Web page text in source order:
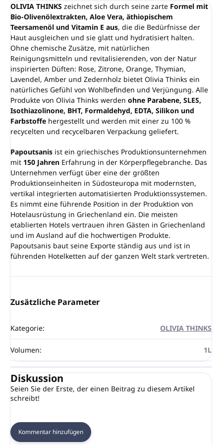
OLIVIA THINKS zeichnet sich durch seine zarte Formel mit
Bio-Olivenölextrakten, Aloe Vera, äthiopischem
Teersamenöl und Vitamin E aus, die die Bedürfnisse der
Haut ausgleichen und sie glatt und hydratisiert halten.
Ohne chemische Zusätze, mit natürlichen
Reinigungsmitteln und revitalisierenden, von der Natur
inspirierten Düften: Rose, Zitrone, Orange, Thymian,
Lavendel, Amber und Zedernholz bietet Olivia Thinks ein
natürliches Gefühl von Wohlbefinden und Verjüngung. Alle
Produkte von Olivia Thinks werden ohne Parabene, SLES,
Isothiazolinone, BHT, Formaldehyd, EDTA, Silikon und
Farbstoffe hergestellt und werden mit einer zu 100 %
recycelten und recycelbaren Verpackung geliefert.
Papoutsanis ist ein griechisches Produktionsunternehmen
mit 150 Jahren Erfahrung in der Körperpflegebranche. Das
Unternehmen verfügt über eine der größten
Produktionseinheiten in Südosteuropa mit modernsten,
vertikal integrierten automatisierten Produktionssystemen.
Es nimmt eine führende Position in der Produktion von
Hotelausrüstung in Griechenland ein. Die meisten
etablierten Hotels vertrauen ihren Gästen in Griechenland
und im Ausland auf die hochwertigen Produkte.
Papoutsanis baut seine Exporte ständig aus und ist in
führenden Hotelketten auf der ganzen Welt stark vertreten.
Zusätzliche Parameter
Kategorie: OLIVIA THINKS
Volumen: 1L
Diskussion
Seien Sie der Erste, der einen Beitrag zu diesem Artikel
schreibt!
Kommentar hinzufügen